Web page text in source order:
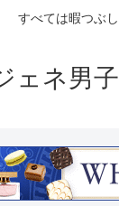
すべては暇つぶ
ェネ男